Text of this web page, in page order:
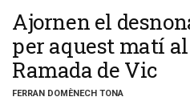
Ajornen el
per aquest matí
Ramada de Vic
FERRAN DOMÈNECH TONA